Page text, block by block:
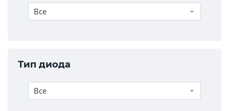
Все
Тип диода
Все